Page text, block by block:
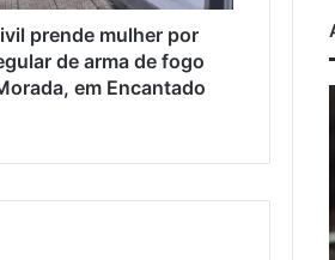
prende mulher por
de arma de fogo
em Encantado
Estrada
e